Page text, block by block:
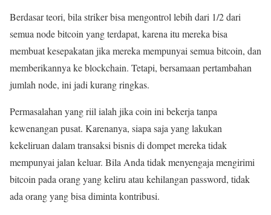
Berdasar teori, bila striker bisa mengontrol lebih dari 1/2 dari
semua node bitcoin yang terdapat, karena itu mereka bisa
membuat kesepakatan jika mereka mempunyai semua bitcoin, dan
memberikannya ke blockchain. Tetapi, bersamaan pertambahan
jumlah node, ini jadi kurang ringkas.
Permasalahan yang riil ialah jika coin ini bekerja tanpa
kewenangan pusat. Karenanya, siapa saja yang lakukan
kekeliruan dalam transaksi bisnis di dompet mereka tidak
mempunyai jalan keluar. Bila Anda tidak menyengaja mengirimi
bitcoin pada orang yang keliru atau kehilangan password, tidak
ada orang yang bisa diminta kontribusi.